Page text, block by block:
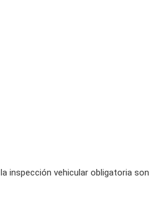
inspección vehicular obligatoria son